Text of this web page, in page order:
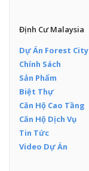
Định Cư Malaysia
Dự Án Forest City
Chính Sách
Sản Phẩm
Biệt Thự
Căn Hộ Cao Tầng
Căn Hộ Dịch Vụ
Tin Tức
Video Dự Án